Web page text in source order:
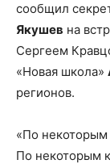
сообщил
Якушев на
Сергеем
«Новая школа»
регионов.
«По некоторым
По некоторым